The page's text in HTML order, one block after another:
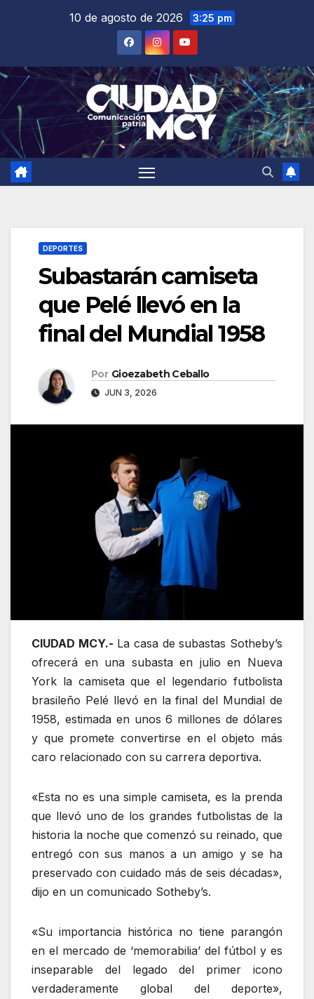
10 de agosto de 2026 3:25 pm
DEPORTES
Subastarán camiseta
que Pelé llevó en la
final del Mundial 1958
Por Gioezabeth Ceballo
JUN 3, 2026
CIUDAD MCY.- La casa de subastas Sotheby’s
ofrecerá en una subasta en julio en Nueva
York la camiseta que el legendario futbolista
brasileño Pelé llevó en la final del Mundial de
1958, estimada en unos 6 millones de dólares
y que promete convertirse en el objeto más
caro relacionado con su carrera deportiva.
«Esta no es una simple camiseta, es la prenda
que llevó uno de los grandes futbolistas de la
historia la noche que comenzó su reinado, que
entregó con sus manos a un amigo y se ha
preservado con cuidado más de seis décadas»,
dijo en un comunicado Sotheby’s.
«Su importancia histórica no tiene parangón
en el mercado de ‘memorabilia’ del fútbol y es
inseparable del legado del primer icono
verdaderamente global del deporte»,